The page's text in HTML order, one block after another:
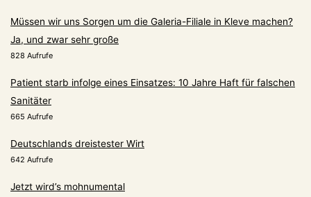
Müssen wir uns Sorgen um die Galeria-Filiale in Kleve machen?
Ja, und zwar sehr große
828 Aufrufe
Patient starb infolge eines Einsatzes: 10 Jahre Haft für falschen
Sanitäter
665 Aufrufe
Deutschlands dreistester Wirt
642 Aufrufe
Jetzt wird’s mohnumental